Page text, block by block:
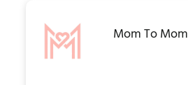
Mom To Mom